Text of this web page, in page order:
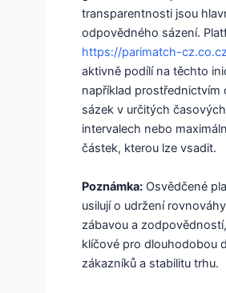
transparentnosti jsou
odpovědného sázení.
https://parimatch-cz.co.cz
aktivně podílí na těchto
například prostřednictvím
sázek v určitých časových
intervalech nebo
částek, kterou lze vsadit.
Poznámka: Osvědčené
usilují o udržení
zábavou a
klíčové pro dlouhodobou
zákazníků a stabilitu trhu.